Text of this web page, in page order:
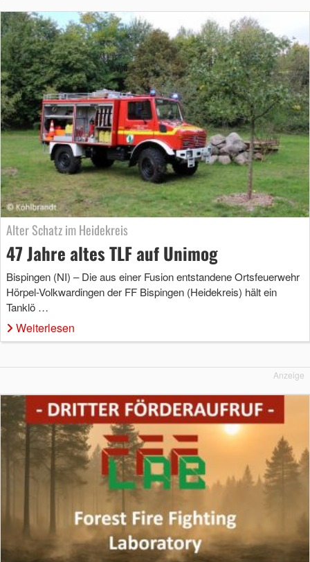
Alter Schatz im Heidekreis
47 Jahre altes TLF auf Unimog
Bispingen (NI) – Die aus einer Fusion entstandene Ortsfeuerwehr
Hörpel-Volkwardingen der FF Bispingen (Heidekreis) hält ein
Tanklö …
Weiterlesen
Anzeige